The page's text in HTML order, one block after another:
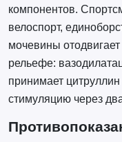
компонентов.
велоспорт,
мочевины
рельефе:
принимает
стимуляцию через